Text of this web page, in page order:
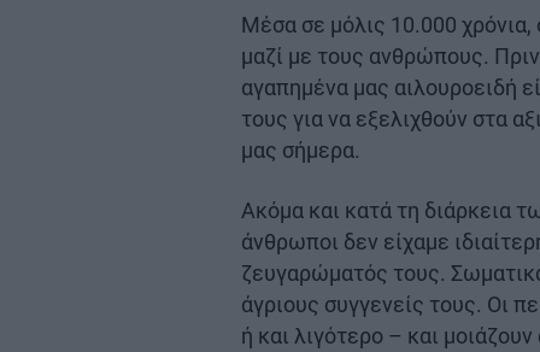
Μέσα σε μόλις 10.000 χρόνια,
μαζί με τους ανθρώπους.
αγαπημένα μας αιλουροειδή
τους για να εξελιχθούν στα
μας σήμερα.
Ακόμα και κατά τη διάρκεια
άνθρωποι δεν είχαμε
ζευγαρώματός τους.
άγριους συγγενείς τους. Οι
ή και λιγότερο – και